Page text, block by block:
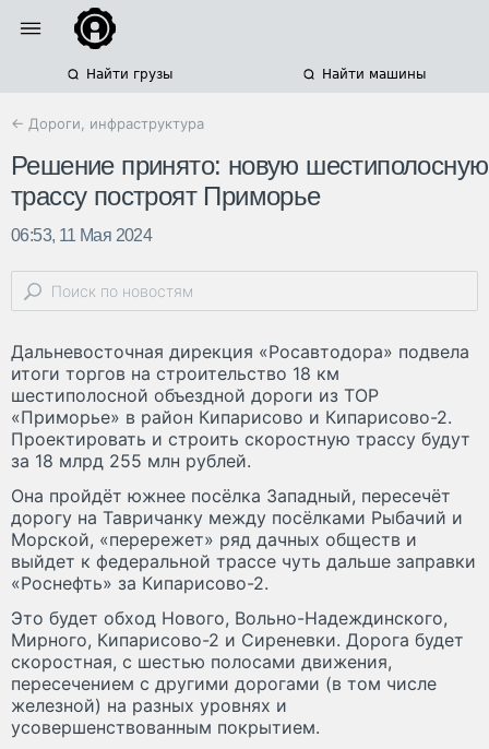
Найти грузы Найти машины
← Дороги, инфраструктура
Решение принято: новую шестиполосную
трассу построят Приморье
06:53, 11 Мая 2024
Дальневосточная дирекция «Росавтодора» подвела
итоги торгов на строительство 18 км
шестиполосной объездной дороги из ТОР
«Приморье» в район Кипарисово и Кипарисово-2.
Проектировать и строить скоростную трассу будут
за 18 млрд 255 млн рублей.
Она пройдёт южнее посёлка Западный, пересечёт
дорогу на Тавричанку между посёлками Рыбачий и
Морской, «перережет» ряд дачных обществ и
выйдет к федеральной трассе чуть дальше заправки
«Роснефть» за Кипарисово-2.
Это будет обход Нового, Вольно-Надеждинского,
Мирного, Кипарисово-2 и Сиреневки. Дорога будет
скоростная, с шестью полосами движения,
пересечением с другими дорогами (в том числе
железной) на разных уровнях и
усовершенствованным покрытием.